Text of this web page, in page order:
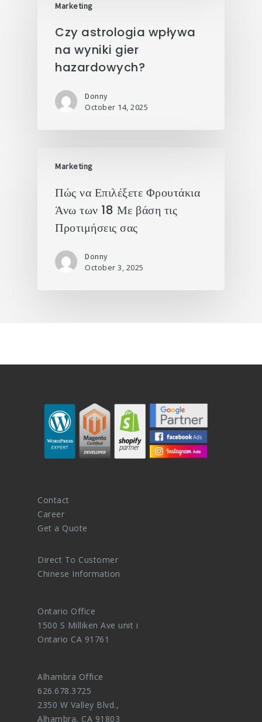
Marketing
Czy astrologia wpływa
na wyniki gier
hazardowych?
Donny
October 14, 2025
Marketing
Πώς να Επιλέξετε Φρουτάκια
Άνω των 18 Με βάση τις
Προτιμήσεις σας
Donny
October 3, 2025
Contact
Career
Get a Quote
Direct To Customer
Chinese Information
Ontario Office
1500 S Milliken Ave unit i
Ontario CA 91761
Alhambra Office
626.678.3725
2350 W Valley Blvd.,
Alhambra, CA 91803